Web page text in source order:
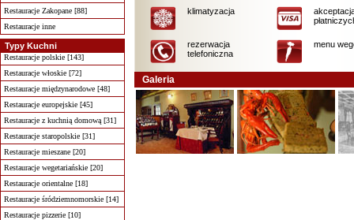
Restauracje Zakopane [88]
Restauracje inne
Typy Kuchni
Restauracje polskie [143]
Restauracje włoskie [72]
Restauracje międzynarodowe [48]
Restauracje europejskie [45]
Restauracje z kuchnią domową [31]
Restauracje staropolskie [31]
Restauracje mieszane [20]
Restauracje wegetariańskie [20]
Restauracje orientalne [18]
Restauracje śródziemnomorskie [14]
Restauracje pizzerie [10]
klimatyzacja
rezerwacja
telefoniczna
menu
Galeria